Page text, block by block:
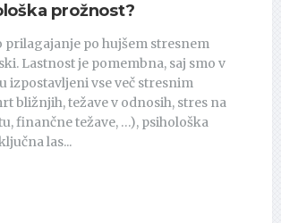
prožnost?
prilagajanje po hujšem stresnem
Lastnost je pomembna, saj smo v
izpostavljeni vse več stresnim
bližnjih, težave v odnosih, stres na
finančne težave, …), psihološka
las...